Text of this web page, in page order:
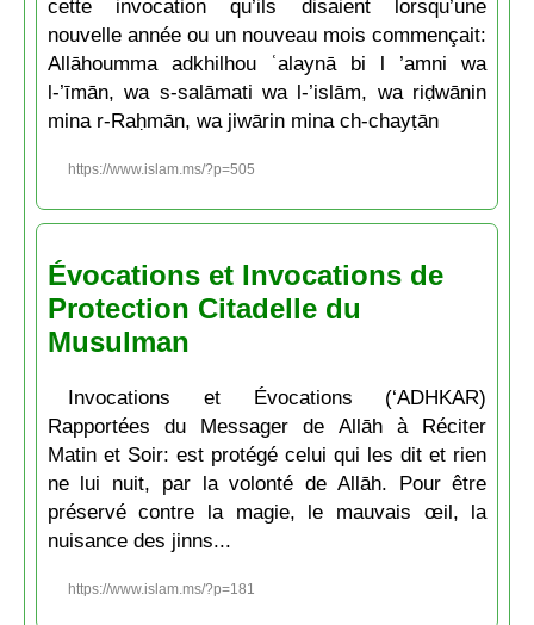
cette invocation qu’ils disaient lorsqu’une
nouvelle année ou un nouveau mois commençait:
Allāhoumma adkhilhou ʿalaynā bi l ’amni wa
l-’īmān, wa s-salāmati wa l-’islām, wa riḍwānin
mina r-Raḥmān, wa jiwārin mina ch-chayṭān
https://www.islam.ms/?p=505
Évocations et Invocations de
Protection Citadelle du
Musulman
Invocations et Évocations (‘ADHKAR)
Rapportées du Messager de Allāh à Réciter
Matin et Soir: est protégé celui qui les dit et rien
ne lui nuit, par la volonté de Allāh. Pour être
préservé contre la magie, le mauvais œil, la
nuisance des jinns...
https://www.islam.ms/?p=181